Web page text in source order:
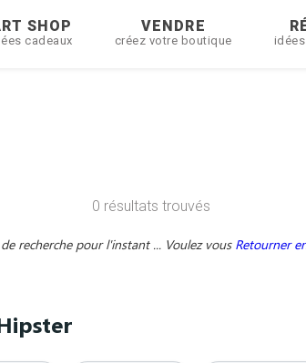
SHOP
cadeaux
VENDRE
créez votre boutique
0 résultats trouvés
recherche pour l'instant ... Voulez vous Retourner